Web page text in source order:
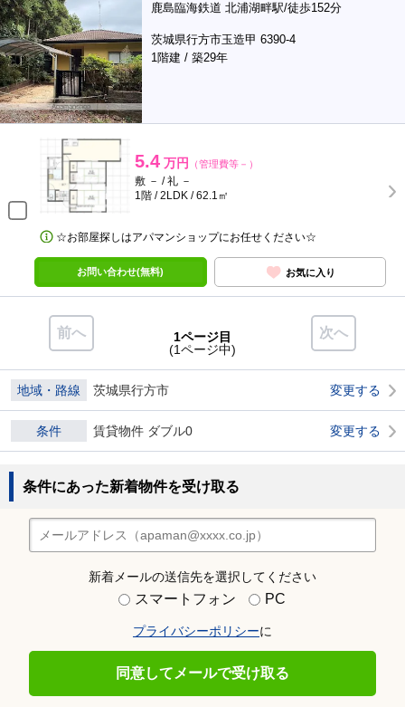
鹿島臨海鉄道 北浦湖畔駅/徒歩152分
茨城県行方市玉造甲 6390-4
1階建 / 築29年
5.4 万円 （管理費等－）
敷 － / 礼 －
1階 / 2LDK / 62.1㎡
☆お部屋探しはアパマンショップにお任せください☆
お問い合わせ(無料) お気に入り
前へ 次へ
1ページ目
(1ページ中)
地域・路線 茨城県行方市 変更する
条件 賃貸物件 ダブル0 変更する
条件にあった新着物件を受け取る
新着メールの送信先を選択してください
スマートフォン PC
プライバシーポリシーに
同意してメールで受け取る